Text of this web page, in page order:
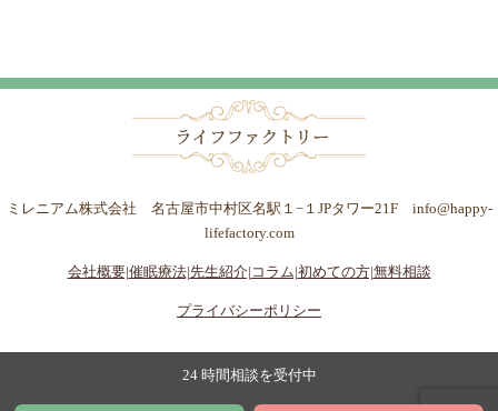
ミレニアム株式会社 名古屋市中村区名駅１−１JPタワー21F info@happy-
lifefactory.com
会社概要|催眠療法|先生紹介| コラム|初めての方|無料相談
プライバシーポリシー
24 時間相談を受付中